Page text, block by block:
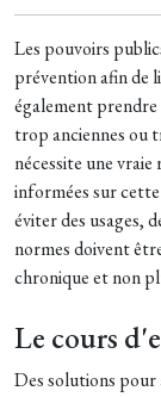
Les pouvoirs
prévention afin de
également
trop anciennes ou
nécessite une
informées sur
éviter des usages,
normes doivent
chronique et non
Le cours
Des solutions pour